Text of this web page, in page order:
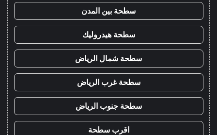
سطحة بين المدن
سطحة هيدروليك
سطحة شمال الرياض
سطحة غرب الرياض
سطحة جنوب الرياض
اقرب سطحة